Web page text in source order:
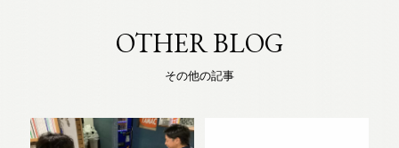
OTHER BLOG
その他の記事